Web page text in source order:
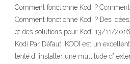
Comment fonctionne Kodi ?
Comment fonctionne Kodi ? Des
et des solutions pour Kodi 13/11/
Kodi Par Défaut. KODI est un
tenté d’ installer une multitude d’